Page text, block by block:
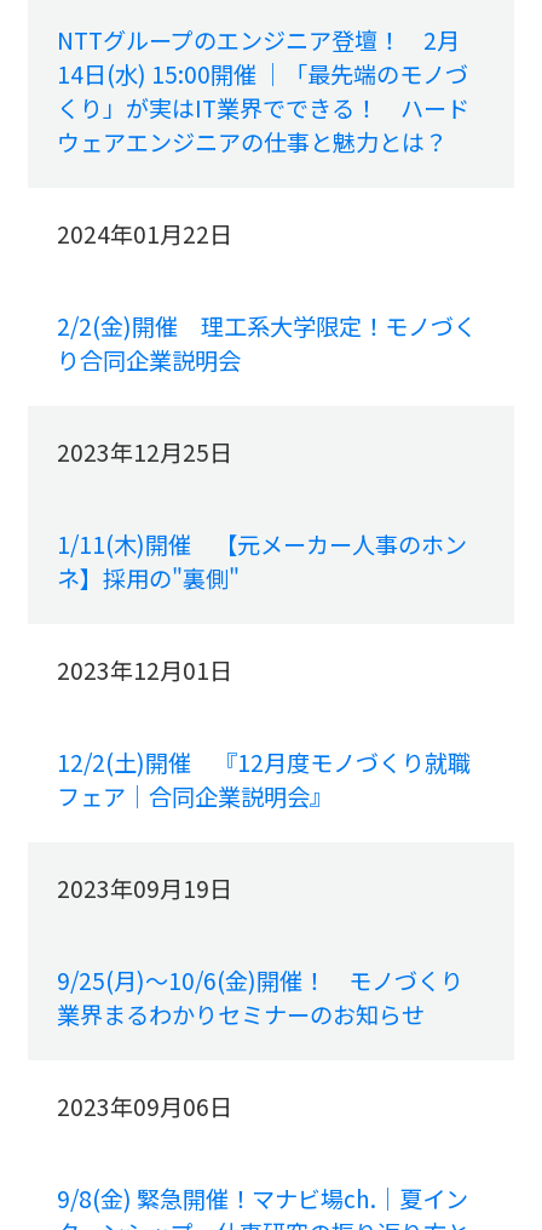
NTTグループのエンジニア登壇！ 2月
14日(水) 15:00開催 ｜「最先端のモノづ
くり」が実はIT業界でできる！ ハード
ウェアエンジニアの仕事と魅力とは？
2024年01月22日
2/2(金)開催 理工系大学限定！モノづく
り合同企業説明会
2023年12月25日
1/11(木)開催 【元メーカー人事のホン
ネ】採用の"裏側"
2023年12月01日
12/2(土)開催 『12月度モノづくり就職
フェア｜合同企業説明会』
2023年09月19日
9/25(月)～10/6(金)開催！ モノづくり
業界まるわかりセミナーのお知らせ
2023年09月06日
9/8(金) 緊急開催！マナビ場ch.｜夏イン